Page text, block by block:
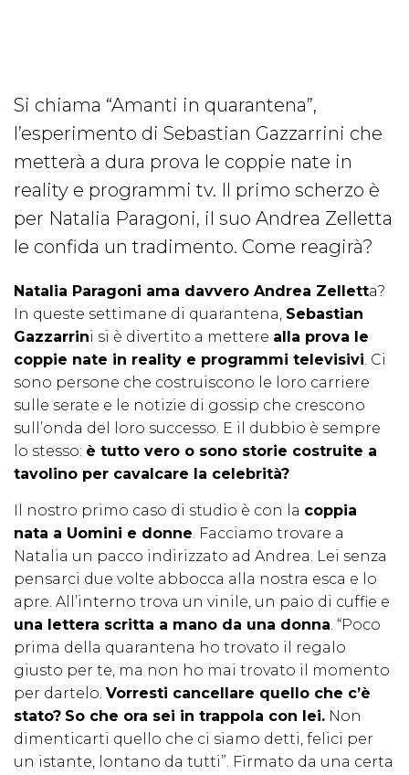
Si chiama “Amanti in quarantena”,
l’esperimento di Sebastian Gazzarrini che
metterà a dura prova le coppie nate in
reality e programmi tv. Il primo scherzo è
per Natalia Paragoni, il suo Andrea Zelletta
le confida un tradimento. Come reagirà?
Natalia Paragoni ama davvero Andrea Zelletta?
In queste settimane di quarantena, Sebastian
Gazzarrini si è divertito a mettere alla prova le
coppie nate in reality e programmi televisivi. Ci
sono persone che costruiscono le loro carriere
sulle serate e le notizie di gossip che crescono
sull’onda del loro successo. E il dubbio è sempre
lo stesso: è tutto vero o sono storie costruite a
tavolino per cavalcare la celebrità?
Il nostro primo caso di studio è con la coppia
nata a Uomini e donne. Facciamo trovare a
Natalia un pacco indirizzato ad Andrea. Lei senza
pensarci due volte abbocca alla nostra esca e lo
apre. All’interno trova un vinile, un paio di cuffie e
una lettera scritta a mano da una donna. “Poco
prima della quarantena ho trovato il regalo
giusto per te, ma non ho mai trovato il momento
per dartelo. Vorresti cancellare quello che c’è
stato? So che ora sei in trappola con lei. Non
dimenticarti quello che ci siamo detti, felici per
un istante, lontano da tutti”. Firmato da una certa